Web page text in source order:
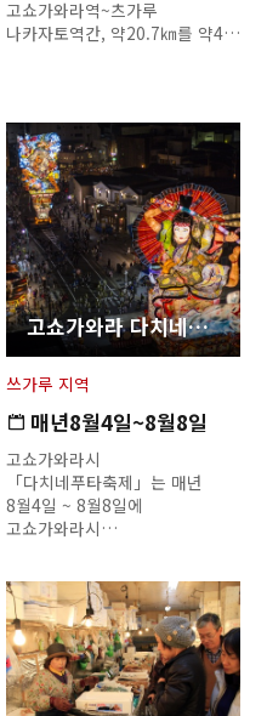
고쇼가와라역~츠가루
나카자토역간, 약20.7㎞를 약4…
고쇼가와라 다치네푸타
쓰가루 지역
매년8월4일~8월8일
고쇼가와라시
「다치네푸타축제」는 매년
8월4일 ~ 8월8일에
고쇼가와라시…